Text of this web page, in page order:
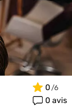
0
0 avis